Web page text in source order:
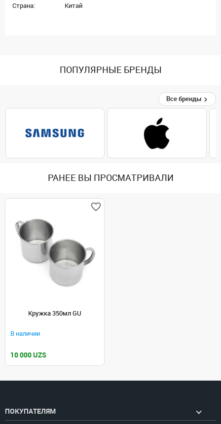
Страна: Китай
ПОПУЛЯРНЫЕ БРЕНДЫ
Все бренды
РАНЕЕ ВЫ ПРОСМАТРИВАЛИ
Кружка 350мл GU
В наличии
10 000 UZS
ПОКУПАТЕЛЯМ